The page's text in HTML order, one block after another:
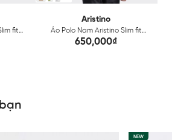
fit
Aristino
Áo Polo Nam Aristino Slim fit
APS101S3
650,000₫
NEW